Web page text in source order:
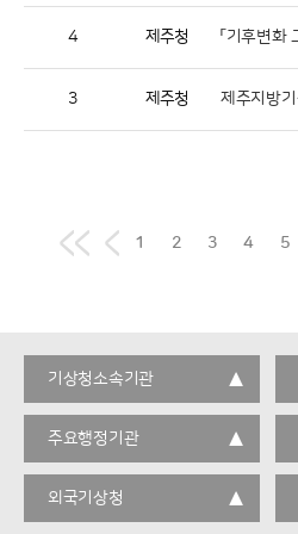
4 제주청
3 제주청
1 2 3 4 5
기상청소속기관
주요행정기관
외국기상청